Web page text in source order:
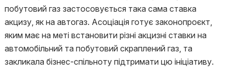
побутовий газ застосовується така сама ставка
акцизу, як на автогаз. Асоціація готує законопроєкт,
яким має на меті встановити різні акцизні ставки на
автомобільний та побутовий скраплений газ, та
закликала бізнес-спільноту підтримати цю ініціативу.